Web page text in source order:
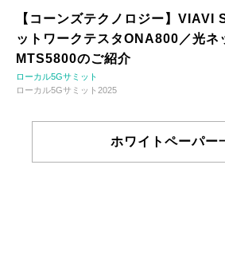
【コーンズテクノロジー】
ットワークテスタONA800／光ネ
MTS5800のご紹介
ローカル5Gサミット
ローカル5Gサミット2025
ホワイトペーパー